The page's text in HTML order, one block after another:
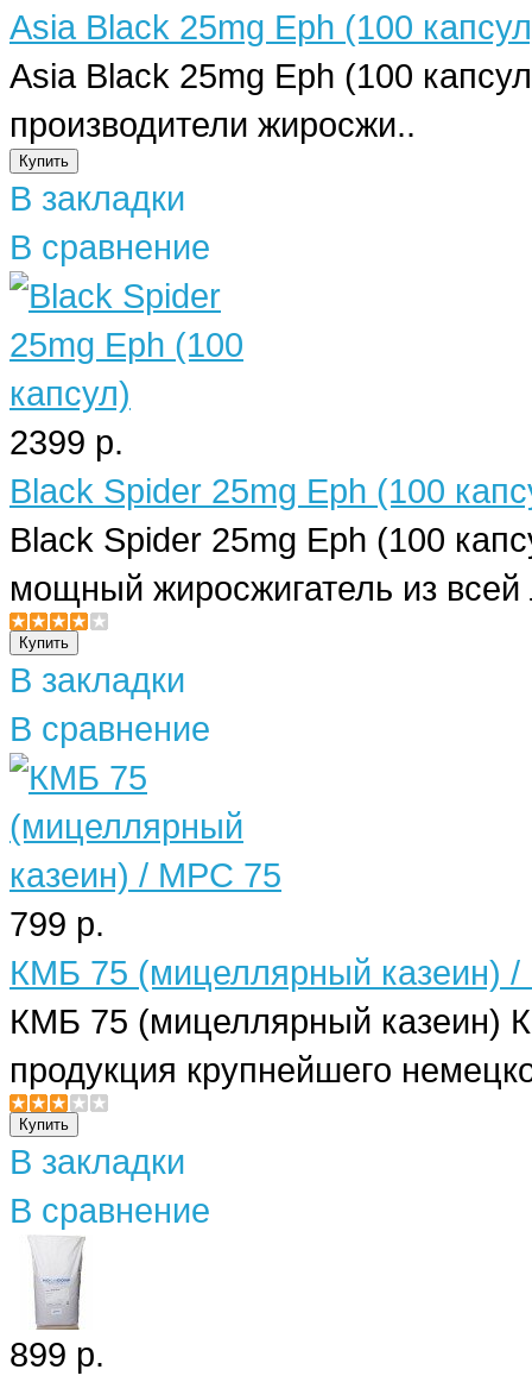
Asia Black 25mg Eph (100
Asia Black 25mg Eph (100
производители жиросжи..
В закладки
В сравнение
2399 р.
Black Spider 25mg Eph (100
Black Spider 25mg Eph (100
мощный жиросжигатель из всей
В закладки
В сравнение
799 р.
КМБ 75 (мицеллярный казеин) /
КМБ 75 (мицеллярный казеин)
продукция крупнейшего
В закладки
В сравнение
899 р.